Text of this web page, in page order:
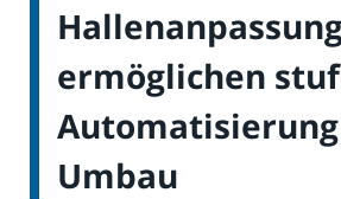
ermöglichen
Umbau